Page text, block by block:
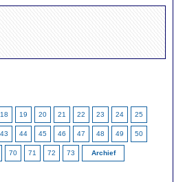
18 19 20 21 22 23 24 25
43 44 45 46 47 48 49 50
70 71 72 73 Archief